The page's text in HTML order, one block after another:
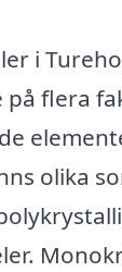
i
flera
olika